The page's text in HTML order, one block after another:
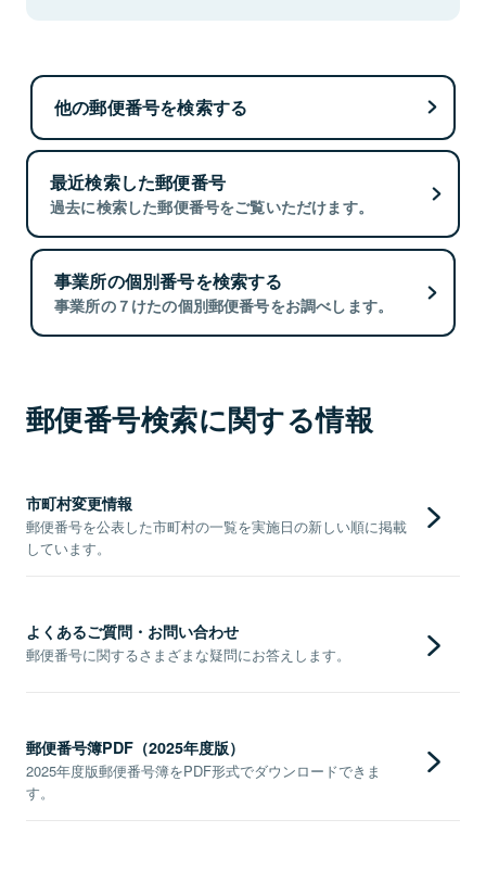
他の郵便番号を検索する
最近検索した郵便番号
過去に検索した郵便番号をご覧いただけます。
事業所の個別番号を検索する
事業所の７けたの個別郵便番号をお調べします。
郵便番号検索に関する情報
市町村変更情報
郵便番号を公表した市町村の一覧を実施日の新しい順に掲載
しています。
よくあるご質問・お問い合わせ
郵便番号に関するさまざまな疑問にお答えします。
郵便番号簿PDF（2025年度版）
2025年度版郵便番号簿をPDF形式でダウンロードできま
す。